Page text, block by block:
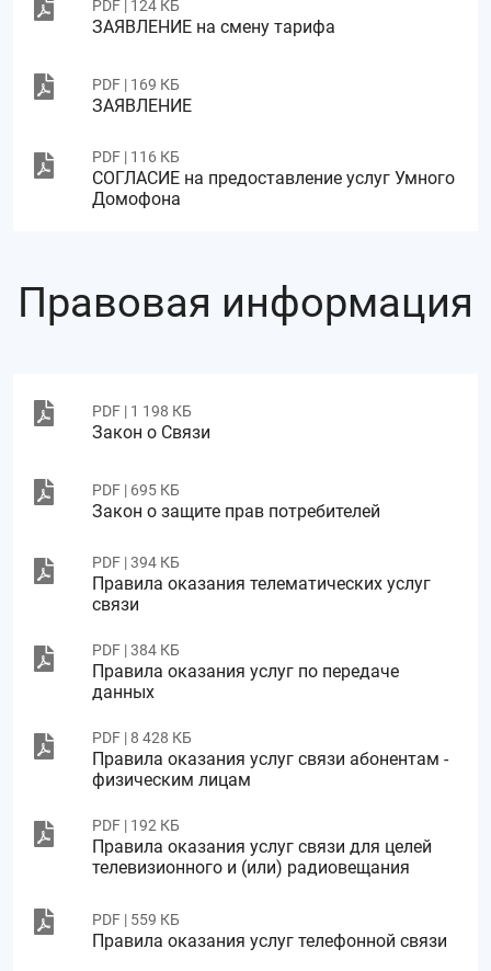
PDF | 124 КБ
ЗАЯВЛЕНИЕ на смену тарифа
PDF | 169 КБ
ЗАЯВЛЕНИЕ
PDF | 116 КБ
СОГЛАСИЕ на предоставление услуг Умного
Домофона
Правовая информация
PDF | 1 198 КБ
Закон о Связи
PDF | 695 КБ
Закон о защите прав потребителей
PDF | 394 КБ
Правила оказания телематических услуг
связи
PDF | 384 КБ
Правила оказания услуг по передаче
данных
PDF | 8 428 КБ
Правила оказания услуг связи абонентам -
физическим лицам
PDF | 192 КБ
Правила оказания услуг связи для целей
телевизионного и (или) радиовещания
PDF | 559 КБ
Правила оказания услуг телефонной связи